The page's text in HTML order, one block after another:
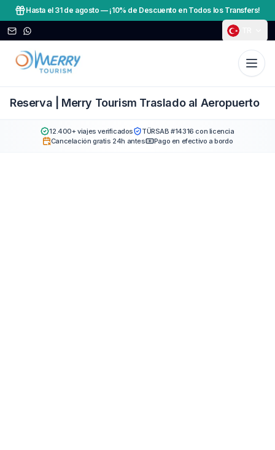
Hasta el 31 de agosto — ¡10% de Descuento en Todos los Transfers!
Reserva | Merry Tourism Traslado al Aeropuerto
12.400+ viajes verificados
TÜRSAB #14316 con licencia
Cancelación gratis 24h antes
Pago en efectivo a bordo